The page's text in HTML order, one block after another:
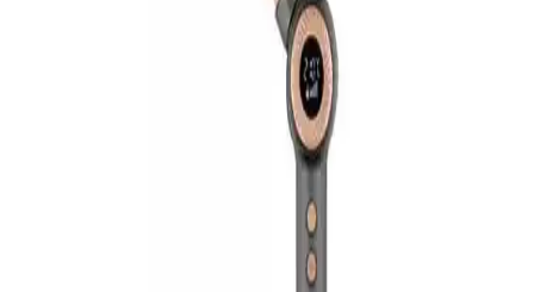
Saçlarınıza doğal dalgalar kazandıran Shibowavy Jolvena Wag saç
maşasını keşfedin. Sağlıklı ve kolay kullanım için hemen inceleyin!
Arzum Nuvo Saç Maşası: Gelişmiş Teknolojiyle
Güvenli ve Şık Saç Şekillendirme
Arzum Nuvo saç maşası, hızlı ısınma, ayarlanabilir ısı ve seramik
kaplama özellikleriyle modern ve güvenli saç şekillendirme sağlar.
Sinbo Saç Maşası: Güçlü Performans ve Kullanım
Kolaylığı Sunan Elektronik Saç Şekillendirme